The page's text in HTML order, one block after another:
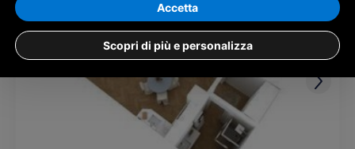
Scopri di più e personalizza
Accetta